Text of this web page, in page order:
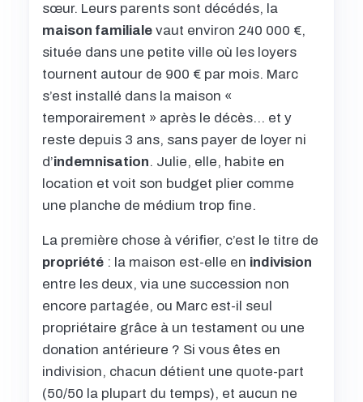
sœur. Leurs parents sont décédés, la
maison familiale vaut environ 240 000 €,
située dans une petite ville où les loyers
tournent autour de 900 € par mois. Marc
s’est installé dans la maison «
temporairement » après le décès… et y
reste depuis 3 ans, sans payer de loyer ni
d’indemnisation. Julie, elle, habite en
location et voit son budget plier comme
une planche de médium trop fine.
La première chose à vérifier, c’est le titre de
propriété : la maison est-elle en indivision
entre les deux, via une succession non
encore partagée, ou Marc est-il seul
propriétaire grâce à un testament ou une
donation antérieure ? Si vous êtes en
indivision, chacun détient une quote-part
(50/50 la plupart du temps), et aucun ne